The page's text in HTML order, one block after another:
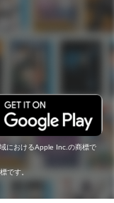
におけるApple Inc.の商標で
です。